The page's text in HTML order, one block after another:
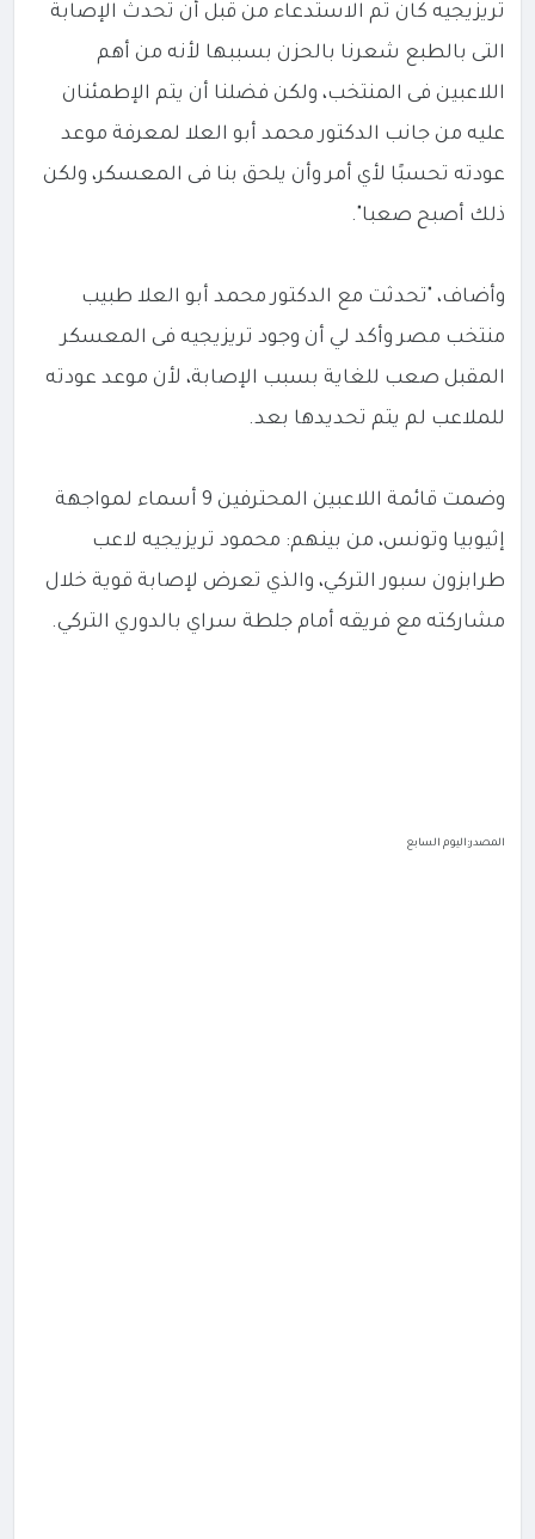
تريزيجيه كان تم الاستدعاء من قبل أن تحدث الإصابة
التى بالطبع شعرنا بالحزن بسببها لأنه من أهم
اللاعبين فى المنتخب، ولكن فضلنا أن يتم الإطمئنان
عليه من جانب الدكتور محمد أبو العلا لمعرفة موعد
عودته تحسبًا لأي أمر وأن يلحق بنا فى المعسكر، ولكن
ذلك أصبح صعبا".
وأضاف، "تحدثت مع الدكتور محمد أبو العلا طبيب
منتخب مصر وأكد لي أن وجود تريزيجيه فى المعسكر
المقبل صعب للغاية بسبب الإصابة، لأن موعد عودته
للملاعب لم يتم تحديدها بعد.
وضمت قائمة اللاعبين المحترفين 9 أسماء لمواجهة
إثيوبيا وتونس، من بينهم: محمود تريزيجيه لاعب
طرابزون سبور التركي، والذي تعرض لإصابة قوية خلال
مشاركته مع فريقه أمام جلطة سراي بالدوري التركي.
المصدر:اليوم السابع